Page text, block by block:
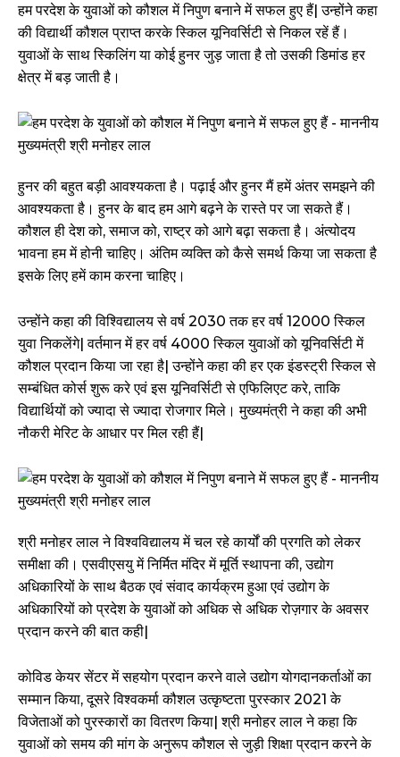
हम परदेश के युवाओं को कौशल में निपुण बनाने में सफल हुए हैं| उन्होंने कहा
की विद्यार्थी कौशल प्राप्त करके स्किल यूनिवर्सिटी से निकल रहें हैं।
युवाओं के साथ स्किलिंग या कोई हुनर जुड़ जाता है तो उसकी डिमांड हर
क्षेत्र में बड़ जाती है।
हुनर की बहुत बड़ी आवश्यकता है। पढ़ाई और हुनर मैं हमें अंतर समझने की
आवश्यकता है। हुनर के बाद हम आगे बढ़ने के रास्ते पर जा सकते हैं।
कौशल ही देश को, समाज को, राष्ट्र को आगे बढ़ा सकता है। अंत्योदय
भावना हम में होनी चाहिए। अंतिम व्यक्ति को कैसे समर्थ किया जा सकता है
इसके लिए हमें काम करना चाहिए।
उन्होंने कहा की विश्विद्यालय से वर्ष 2030 तक हर वर्ष 12000 स्किल
युवा निकलेंगे| वर्तमान में हर वर्ष 4000 स्किल युवाओं को यूनिवर्सिटी में
कौशल प्रदान किया जा रहा है| उन्होंने कहा की हर एक इंडस्ट्री स्किल से
सम्बंधित कोर्स शुरू करे एवं इस यूनिवर्सिटी से एफिलिएट करे, ताकि
विद्यार्थियों को ज्यादा से ज्यादा रोजगार मिले। मुख्यमंत्री ने कहा की अभी
नौकरी मेरिट के आधार पर मिल रही हैं|
श्री मनोहर लाल ने विश्वविद्यालय में चल रहे कार्यों की प्रगति को लेकर
समीक्षा की। एसवीएसयु में निर्मित मंदिर में मूर्ति स्थापना की, उद्योग
अधिकारियों के साथ बैठक एवं संवाद कार्यक्रम हुआ एवं उद्योग के
अधिकारियों को प्रदेश के युवाओं को अधिक से अधिक रोज़गार के अवसर
प्रदान करने की बात कही|
कोविड केयर सेंटर में सहयोग प्रदान करने वाले उद्योग योगदानकर्ताओं का
सम्मान किया, दूसरे विश्वकर्मा कौशल उत्कृष्टता पुरस्कार 2021 के
विजेताओं को पुरस्कारों का वितरण किया| श्री मनोहर लाल ने कहा कि
युवाओं को समय की मांग के अनुरूप कौशल से जुड़ी शिक्षा प्रदान करने के